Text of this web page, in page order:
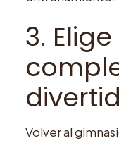
3.
Volver al